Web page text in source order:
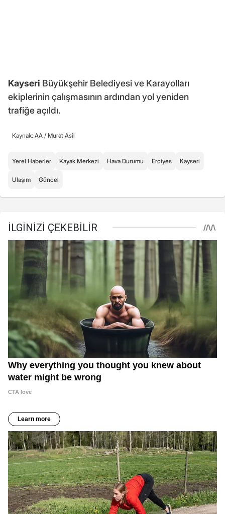
Kayseri Büyükşehir Belediyesi ve Karayolları
ekiplerinin çalışmasının ardından yol yeniden
trafiğe açıldı.
Kaynak: AA / Murat Asil
Yerel Haberler Kayak Merkezi Hava Durumu Erciyes Kayseri
Ulaşım Güncel